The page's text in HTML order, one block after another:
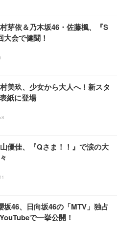
芽依＆乃木坂46・佐藤楓、『S
会で健闘！
美玖、少女から大人へ！新スタ
紙に登場
優佳、『Qさま！！』で涙の大
坂46、日向坂46の「MTV」独占
で一挙公開！